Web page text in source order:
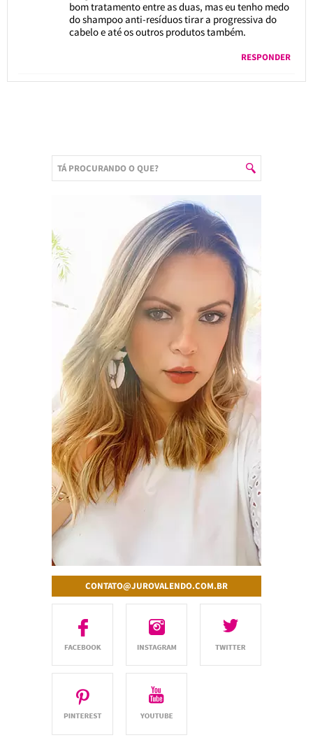
bom tratamento entre as duas, mas eu tenho medo
do shampoo anti-resíduos tirar a progressiva do
cabelo e até os outros produtos também.
RESPONDER
CONTATO@JUROVALENDO.COM.BR